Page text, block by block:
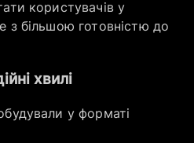
користувачів у
з більшою готовністю до
хвилі
у форматі